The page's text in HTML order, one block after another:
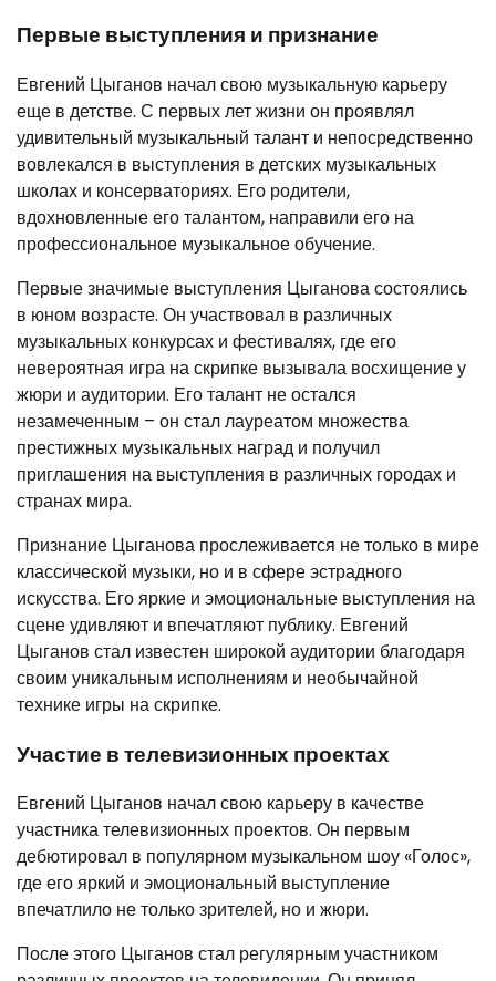
Первые выступления и признание
Евгений Цыганов начал свою музыкальную карьеру
еще в детстве. С первых лет жизни он проявлял
удивительный музыкальный талант и непосредственно
вовлекался в выступления в детских музыкальных
школах и консерваториях. Его родители,
вдохновленные его талантом, направили его на
профессиональное музыкальное обучение.
Первые значимые выступления Цыганова состоялись
в юном возрасте. Он участвовал в различных
музыкальных конкурсах и фестивалях, где его
невероятная игра на скрипке вызывала восхищение у
жюри и аудитории. Его талант не остался
незамеченным – он стал лауреатом множества
престижных музыкальных наград и получил
приглашения на выступления в различных городах и
странах мира.
Признание Цыганова прослеживается не только в мире
классической музыки, но и в сфере эстрадного
искусства. Его яркие и эмоциональные выступления на
сцене удивляют и впечатляют публику. Евгений
Цыганов стал известен широкой аудитории благодаря
своим уникальным исполнениям и необычайной
технике игры на скрипке.
Участие в телевизионных проектах
Евгений Цыганов начал свою карьеру в качестве
участника телевизионных проектов. Он первым
дебютировал в популярном музыкальном шоу «Голос»,
где его яркий и эмоциональный выступление
впечатлило не только зрителей, но и жюри.
После этого Цыганов стал регулярным участником